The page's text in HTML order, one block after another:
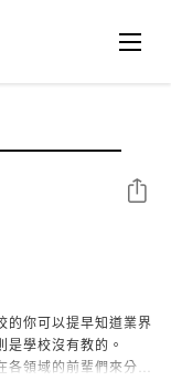
分享
的你可以提早知道業界
學校沒有教的。
領域的前輩們來分享